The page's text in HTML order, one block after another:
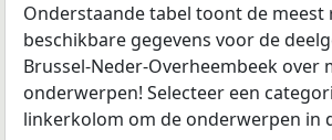
Onderstaande tabel toont de meest
beschikbare gegevens voor de
Brussel-Neder-Overheembeek over
onderwerpen! Selecteer een
linkerkolom om de onderwerpen in